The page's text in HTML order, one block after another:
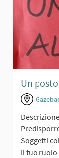
Un
Descrizione
Soggetti
Il tuo ruolo